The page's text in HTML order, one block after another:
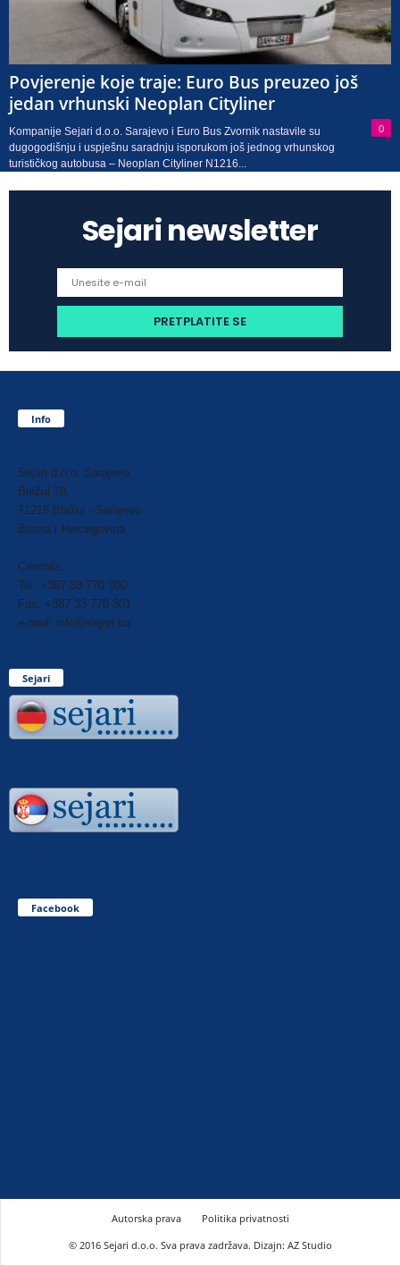
Povjerenje koje traje: Euro Bus preuzeo još
jedan vrhunski Neoplan Cityliner
0
Kompanije Sejari d.o.o. Sarajevo i Euro Bus Zvornik nastavile su
dugogodišnju i uspješnu saradnju isporukom još jednog vrhunskog
turističkog autobusa – Neoplan Cityliner N1216...
Sejari newsletter
Info
Sejari d.o.o. Sarajevo
Blažuj 78,
71215 Blažuj - Sarajevo
Bosna i Hercegovina
Centrala:
Tel: +387 33 770 300
Fax: +387 33 770 301
e-mail: info@sejari.ba
Sejari
Facebook
Autorska prava
Politika privatnosti
© 2016 Sejari d.o.o. Sva prava zadržava. Dizajn: AZ Studio